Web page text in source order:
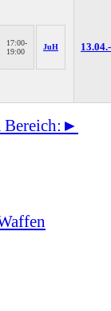
17:00-
19:00
JuH 13.04.-
►